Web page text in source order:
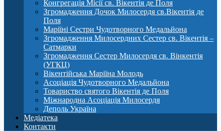
Конгрегація Місії св. Вікентія де Поля
Згромадження Дочок Милосердя св.Вікентія де
Поля
Маріїні Сестри Чудотворного Медальйона
Згромадження Милосердних Сестер св. Вікентія –
Сатмарки
Згромадження Сестер Милосердя св. Вінкентія
(УГКЦ)
Вікентійська Маріїна Молодь
Асоціація Чудотворного Медальйона
Товариство святого Вікентія де Поля
Міжнародна Асоціація Милосердя
Деполь Україна
Медіатека
Контакти